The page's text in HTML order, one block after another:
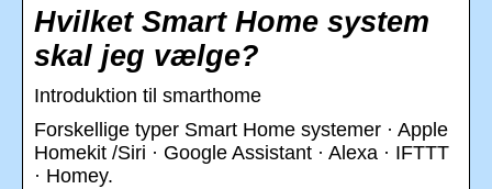
Hvilket Smart Home system
skal jeg vælge?
Introduktion til smarthome
Forskellige typer Smart Home systemer · Apple
Homekit /Siri · Google Assistant · Alexa · IFTTT
· Homey.